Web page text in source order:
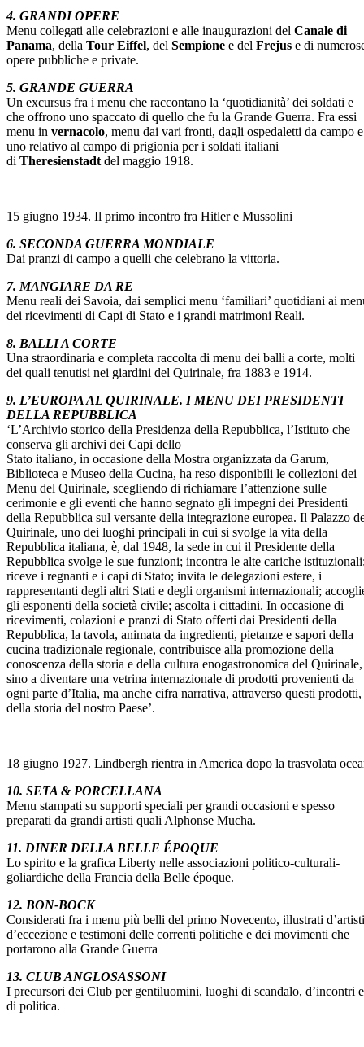
4. GRANDI OPERE
Menu collegati alle celebrazioni e alle inaugurazioni del Canale di
Panama, della Tour Eiffel, del Sempione e del Frejus e di
opere pubbliche e private.
5. GRANDE GUERRA
Un excursus fra i menu che raccontano la ‘quotidianità’ dei soldati e
che offrono uno spaccato di quello che fu la Grande Guerra. Fra essi
menu in vernacolo, menu dai vari fronti, dagli ospedaletti da campo e
uno relativo al campo di prigionia per i soldati italiani
di Theresienstadt del maggio 1918.
15 giugno 1934. Il primo incontro fra Hitler e Mussolini
6. SECONDA GUERRA MONDIALE
Dai pranzi di campo a quelli che celebrano la vittoria.
7. MANGIARE DA RE
Menu reali dei Savoia, dai semplici menu ‘familiari’ quotidiani ai
dei ricevimenti di Capi di Stato e i grandi matrimoni Reali.
8. BALLI A CORTE
Una straordinaria e completa raccolta di menu dei balli a corte, molti
dei quali tenutisi nei giardini del Quirinale, fra 1883 e 1914.
9. L’EUROPA AL QUIRINALE. I MENU DEI PRESIDENTI
DELLA REPUBBLICA
‘L’Archivio storico della Presidenza della Repubblica, l’Istituto che
conserva gli archivi dei Capi dello
Stato italiano, in occasione della Mostra organizzata da Garum,
Biblioteca e Museo della Cucina, ha reso disponibili le collezioni dei
Menu del Quirinale, scegliendo di richiamare l’attenzione sulle
cerimonie e gli eventi che hanno segnato gli impegni dei Presidenti
della Repubblica sul versante della integrazione europea. Il Palazzo
Quirinale, uno dei luoghi principali in cui si svolge la vita della
Repubblica italiana, è, dal 1948, la sede in cui il Presidente della
Repubblica svolge le sue funzioni; incontra le alte cariche
riceve i regnanti e i capi di Stato; invita le delegazioni estere, i
rappresentanti degli altri Stati e degli organismi internazionali;
gli esponenti della società civile; ascolta i cittadini. In occasione di
ricevimenti, colazioni e pranzi di Stato offerti dai Presidenti della
Repubblica, la tavola, animata da ingredienti, pietanze e sapori della
cucina tradizionale regionale, contribuisce alla promozione della
conoscenza della storia e della cultura enogastronomica del Quirinale,
sino a diventare una vetrina internazionale di prodotti provenienti da
ogni parte d’Italia, ma anche cifra narrativa, attraverso questi prodotti,
della storia del nostro Paese’.
18 giugno 1927. Lindbergh rientra in America dopo la trasvolata
10. SETA & PORCELLANA
Menu stampati su supporti speciali per grandi occasioni e spesso
preparati da grandi artisti quali Alphonse Mucha.
11. DINER DELLA BELLE ÉPOQUE
Lo spirito e la grafica Liberty nelle associazioni politico-culturali-
goliardiche della Francia della Belle époque.
12. BON-BOCK
Considerati fra i menu più belli del primo Novecento, illustrati d’artisti
d’eccezione e testimoni delle correnti politiche e dei movimenti che
portarono alla Grande Guerra
13. CLUB ANGLOSASSONI
I precursori dei Club per gentiluomini, luoghi di scandalo, d’incontri e
di politica.